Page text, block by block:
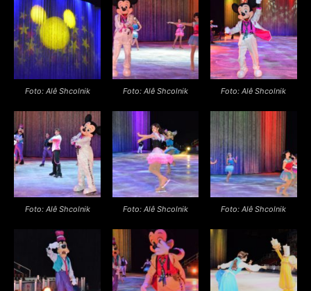
Foto: Alê Shcolnik Foto: Alê Shcolnik Foto: Alê Shcolnik
Foto: Alê Shcolnik Foto: Alê Shcolnik Foto: Alê Shcolnik